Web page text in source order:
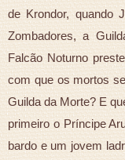
de Krondor, quando
Zombadores, a
Falcão Noturno
com que os mortos
Guilda da Morte? E
primeiro o Príncipe
bardo e um jovem